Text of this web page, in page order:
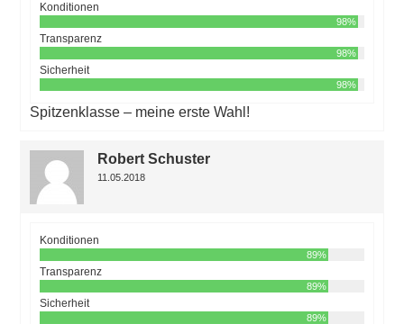
Konditionen
98%
Transparenz
98%
Sicherheit
98%
Spitzenklasse – meine erste Wahl!
Robert Schuster
11.05.2018
Konditionen
89%
Transparenz
89%
Sicherheit
89%